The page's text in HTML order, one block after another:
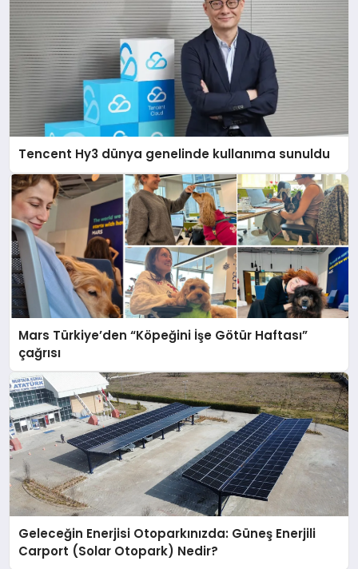
Tencent Hy3 dünya genelinde kullanıma sunuldu
Mars Türkiye’den “Köpeğini İşe Götür Haftası”
çağrısı
Geleceğin Enerjisi Otoparkınızda: Güneş Enerjili
Carport (Solar Otopark) Nedir?